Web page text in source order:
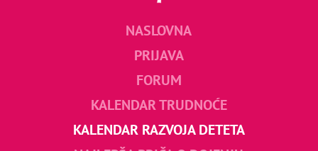
NASLOVNA
PRIJAVA
FORUM
KALENDAR TRUDNOĆE
KALENDAR RAZVOJA DETETA